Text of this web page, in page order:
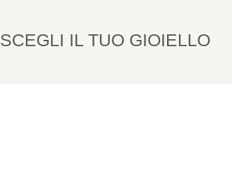
SCEGLI IL TUO GIOIELLO